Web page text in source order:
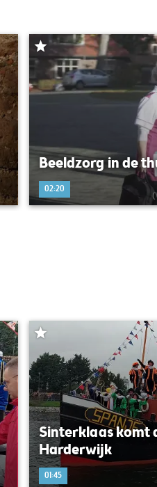
Beeldzorg in de
02:20
Sinterklaas komt
Harderwijk
01:45